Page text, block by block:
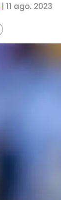
| 11 ago. 2023